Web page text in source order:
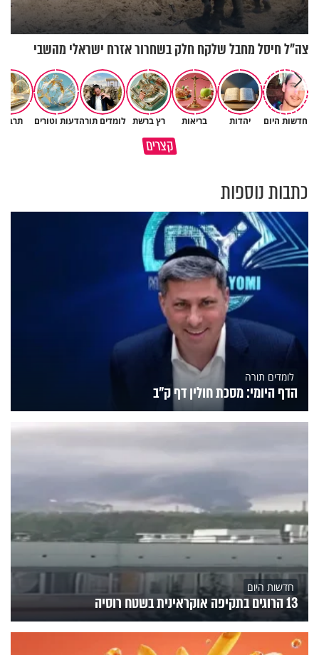
צה"ל חיסל מחבל שלקח חלק בשחרור אזרח ישראלי מהשבי
חדשות היום יהדות בריאות רץ ברשת לומדים תורהדעות וטורים
קצרים
הבן שלך לא מרגיש כלום, אין לך
סגולה שתעזור לכם למתן את
כתבות נוספות
לומדים תורה
הדף היומי: מסכת חולין דף ק"ב
חדשות היום
13 הרוגים בתקיפה אוקראינית בשטח רוסיה